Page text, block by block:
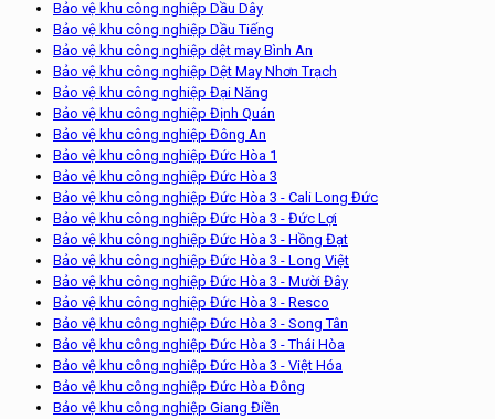
Bảo vệ khu công nghiệp Dầu Dây
Bảo vệ khu công nghiệp Dầu Tiếng
Bảo vệ khu công nghiệp dệt may Bình An
Bảo vệ khu công nghiệp Dệt May Nhơn Trạch
Bảo vệ khu công nghiệp Đại Năng
Bảo vệ khu công nghiệp Định Quán
Bảo vệ khu công nghiệp Đông An
Bảo vệ khu công nghiệp Đức Hòa 1
Bảo vệ khu công nghiệp Đức Hòa 3
Bảo vệ khu công nghiệp Đức Hòa 3 - Cali Long Đức
Bảo vệ khu công nghiệp Đức Hòa 3 - Đức Lợi
Bảo vệ khu công nghiệp Đức Hòa 3 - Hồng Đạt
Bảo vệ khu công nghiệp Đức Hòa 3 - Long Việt
Bảo vệ khu công nghiệp Đức Hòa 3 - Mười Đây
Bảo vệ khu công nghiệp Đức Hòa 3 - Resco
Bảo vệ khu công nghiệp Đức Hòa 3 - Song Tân
Bảo vệ khu công nghiệp Đức Hòa 3 - Thái Hòa
Bảo vệ khu công nghiệp Đức Hòa 3 - Việt Hóa
Bảo vệ khu công nghiệp Đức Hòa Đông
Bảo vệ khu công nghiệp Giang Điền